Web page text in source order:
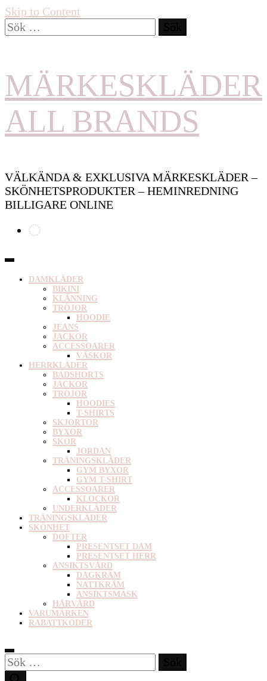
Skip to Content
Sök
efter:
MÄRKESKLÄDER
ALL BRANDS
VÄLKÄNDA & EXKLUSIVA MÄRKESKLÄDER –
SKÖNHETSPRODUKTER – HEMINREDNING
BILLIGARE ONLINE
DAMKLÄDER
BIKINI
KLÄNNING
TRÖJOR
HOODIE
JEANS
JACKOR
ACCESSOARER
VÄSKOR
HERRKLÄDER
BADSHORTS
JACKOR
TRÖJOR
HOODIES
T-SHIRTS
SKJORTOR
BYXOR
SKOR
JORDAN
TRÄNINGSKLÄDER
GYM BYXOR
GYM T-SHIRT
ACCESSOARER
KLOCKOR
UNDERKLÄDER
TRÄNINGSKLÄDER
SKÖNHET
DOFTER
PRESENTSET DAM
PRESENTSET HERR
ANSIKTSVÅRD
DAGKRÄM
NATTKRÄM
ANSIKTSMASK
HÅRVÅRD
VARUMÄRKEN
RABATTKODER
Sök
efter: